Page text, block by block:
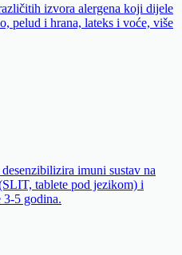
izvora alergena koji dijele
pelud i hrana, lateks i voće, više
imuni sustav na
tablete pod jezikom) i
5 godina.